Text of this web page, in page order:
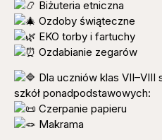
Biżuteria etniczna
Ozdoby świąteczne
EKO torby i fartuchy
Ozdabianie zegarów
Dla uczniów klas
szkół ponadpodstawowych:
Czerpanie papieru
Makrama